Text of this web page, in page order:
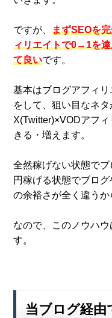
ですが、まずSEOを
ィリエイトで0→1を
て良いです。
基本はブログアフィ
をして、狙い目なネ
X(Twitter)×VODアフ
きる・増えます。
全然稼げない状態で
円稼げる状態でブロ
の余裕さが全く違うか
なので、このノウハ
す。
当ブログ経由